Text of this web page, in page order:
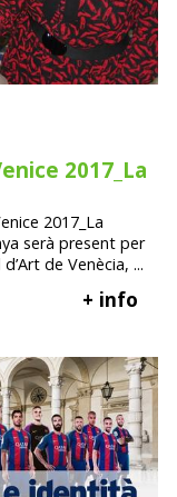
2017_La
2017_La
serà present per
de Venècia, ...
+ info